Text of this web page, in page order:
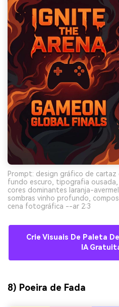
Prompt: design gráfico de
fundo escuro, tipografia ousada,
cores dominantes laranja-
sombras vinho profundo,
cena fotográfica --ar 2:3
Crie Visuais De Paleta
IA
8) Poeira de Fada